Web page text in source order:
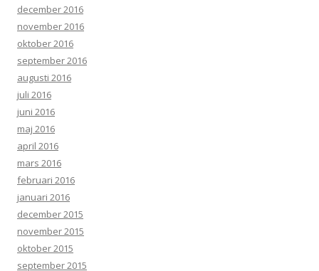
december 2016
november 2016
oktober 2016
september 2016
augusti 2016
juli 2016
juni 2016
maj 2016
april 2016
mars 2016
februari 2016
januari 2016
december 2015
november 2015
oktober 2015
september 2015